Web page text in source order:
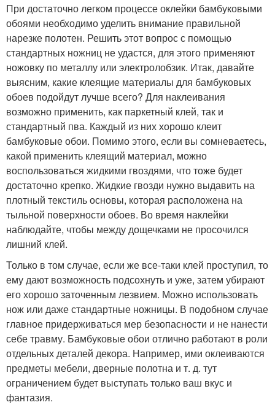
При достаточно легком процессе оклейки бамбуковыми
обоями необходимо уделить внимание правильной
нарезке полотен. Решить этот вопрос с помощью
стандартных ножниц не удастся, для этого применяют
ножовку по металлу или электролобзик. Итак, давайте
выясним, какие клеящие материалы для бамбуковых
обоев подойдут лучше всего? Для наклеивания
возможно применить, как паркетный клей, так и
стандартный пва. Каждый из них хорошо клеит
бамбуковые обои. Помимо этого, если вы сомневаетесь,
какой применить клеящий материал, можно
воспользоваться жидкими гвоздями, что тоже будет
достаточно крепко. Жидкие гвозди нужно выдавить на
плотный текстиль основы, которая расположена на
тыльной поверхности обоев. Во время наклейки
наблюдайте, чтобы между дощечками не просочился
лишний клей.
Только в том случае, если же все-таки клей проступил, то
ему дают возможность подсохнуть и уже, затем убирают
его хорошо заточенным лезвием. Можно использовать
нож или даже стандартные ножницы. В подобном случае
главное придерживаться мер безопасности и не нанести
себе травму. Бамбуковые обои отлично работают в роли
отдельных деталей декора. Например, ими оклеиваются
предметы мебели, дверные полотна и т. д. тут
ограничением будет выступать только ваш вкус и
фантазия.